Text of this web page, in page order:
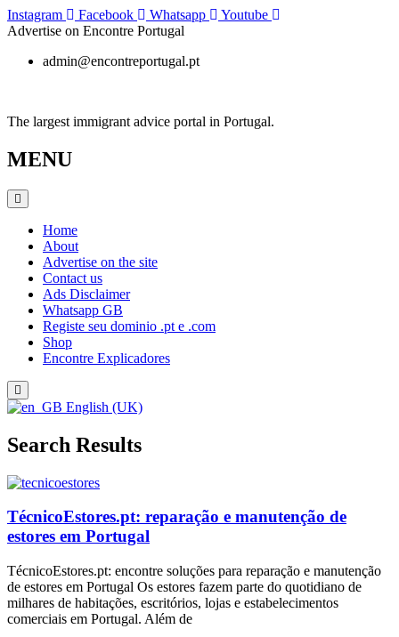
Skip
to
Instagram Facebook Whatsapp
Youtube
Advertise on Encontre Portugal
admin@encontreportugal.pt
The largest immigrant advice portal in Portugal.
MENU
Home
About
Advertise on the site
Contact us
Ads Disclaimer
Whatsapp GB
Registe seu dominio .pt e .com
Shop
Encontre Explicadores
English (UK)
Search Results
TécnicoEstores.pt: reparação e manutenção de
estores em Portugal
TécnicoEstores.pt: encontre soluções para reparação e manutenção
de estores em Portugal Os estores fazem parte do quotidiano de
milhares de habitações, escritórios, lojas e estabelecimentos
comerciais em Portugal. Além de